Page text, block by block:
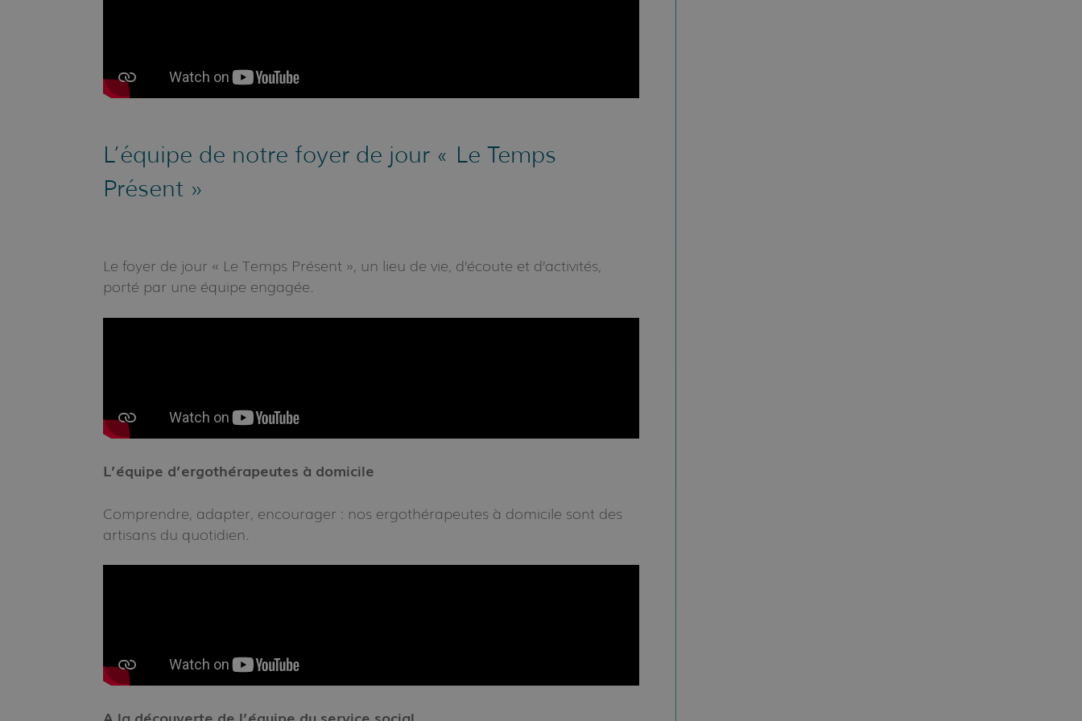
L’équipe de notre foyer de jour « Le Temps
Présent »
Le foyer de jour « Le Temps Présent », un lieu de vie, d’écoute et d’activités,
porté par une équipe engagée.
L’équipe d’ergothérapeutes à domicile
Comprendre, adapter, encourager : nos ergothérapeutes à domicile sont des
artisans du quotidien.